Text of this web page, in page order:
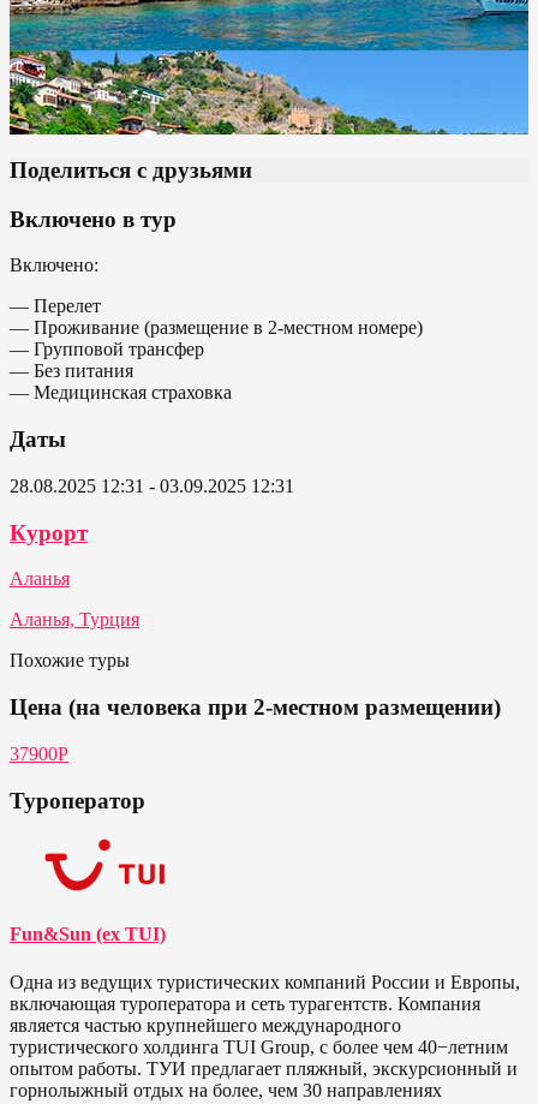
Поделиться с друзьями
Включено в тур
Включено:
— Перелет
— Проживание (размещение в 2-местном номере)
— Групповой трансфер
— Без питания
— Медицинская страховка
Даты
28.08.2025 12:31 - 03.09.2025 12:31
Курорт
Аланья
Аланья, Турция
Похожие туры
Цена (на человека при 2-местном размещении)
37900P
Туроператор
Fun&Sun (ex TUI)
Одна из ведущих туристических компаний России и Европы,
включающая туроператора и сеть турагентств. Компания
является частью крупнейшего международного
туристического холдинга TUI Group, с более чем 40−летним
опытом работы. ТУИ предлагает пляжный, экскурсионный и
горнолыжный отдых на более, чем 30 направлениях